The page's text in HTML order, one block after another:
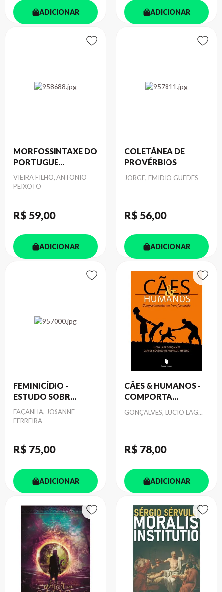
ADICIONAR ADICIONAR
MORFOSSINTAXE DO
PORTUGUE...
Autor
VIEIRA FILHO, ANTONIO
PEIXOTO
R$ 59,00
ADICIONAR
COLETÂNEA DE
PROVÉRBIOS
Autor
JORGE, EMIDIO GUEDES
R$ 56,00
ADICIONAR
FEMINICÍDIO -
ESTUDO SOBR...
Autor
FAÇANHA, JOSANNE
FERREIRA
R$ 75,00
ADICIONAR
CÃES & HUMANOS -
COMPORTA...
Autor
GONÇALVES, LUCIO LAG...
R$ 78,00
ADICIONAR